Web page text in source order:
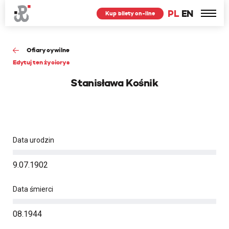
PL EN
Kup bilety on-line
Ofiary cywilne
Edytuj ten życiorys
Stanisława Kośnik
Data urodzin
9.07.1902
Data śmierci
08.1944